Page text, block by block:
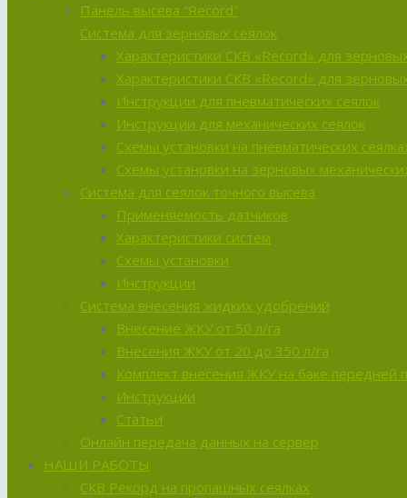
Панель высева “Record”
Система для зерновых сеялок
Характеристики СКВ «Record» для
Характеристики СКВ «Record» для
Инструкции для пневматических сеялок
Инструкции для механических сеялок
Схемы установки на пневматических
Схемы установки на зерновых
Система для сеялок точного высева
Применяемость датчиков
Характеристики систем
Схемы установки
Инструкции
Система внесения жидких удобрений
Внесение ЖКУ от 50 л/га
Внесения ЖКУ от 20 до 350 л/га
Комплект внесения ЖКУ на баке передней
Инструкции
Статьи
Онлайн передача данных на сервер
НАШИ РАБОТЫ
СКВ Рекорд на пропашных сеялках